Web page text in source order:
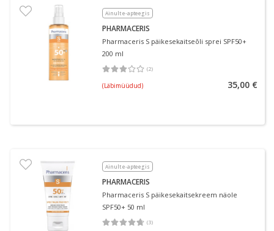
Ainult e-apteegis
PHARMACERIS
Pharmaceris S päikesekaitseõli sprei SPF50+
200 ml
(2)
Keskmine hinnang 3.00
(Läbimüüdud) 35,00 €
Ainult e-apteegis
PHARMACERIS
Pharmaceris S päikesekaitsekreem näole
SPF50+ 50 ml
(3)
Keskmine hinnang 4.67